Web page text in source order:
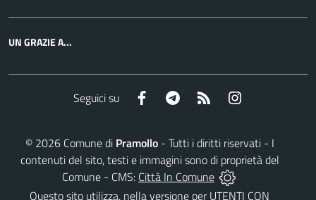
UN GRAZIE A...
Seguici su Facebook Telegram RSS
© 2026Comune di Pramollo- Tutti i diritti riservati - I
contenuti del sito, testi e immagini sono di proprietà del
Comune - CMS: Città In Comune
Questo sito utilizza, nella versione per UTENTI CON